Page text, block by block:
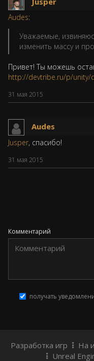
Audes:
Уважаемые,
изменить массу и
Привет! Ты можешь
http://devtribe.ru/p/unity/
31 мая 2015
Audes
Jusper, спасибо!
31 мая 2015
Комментарий
получать
Разработка игр На
Unreal